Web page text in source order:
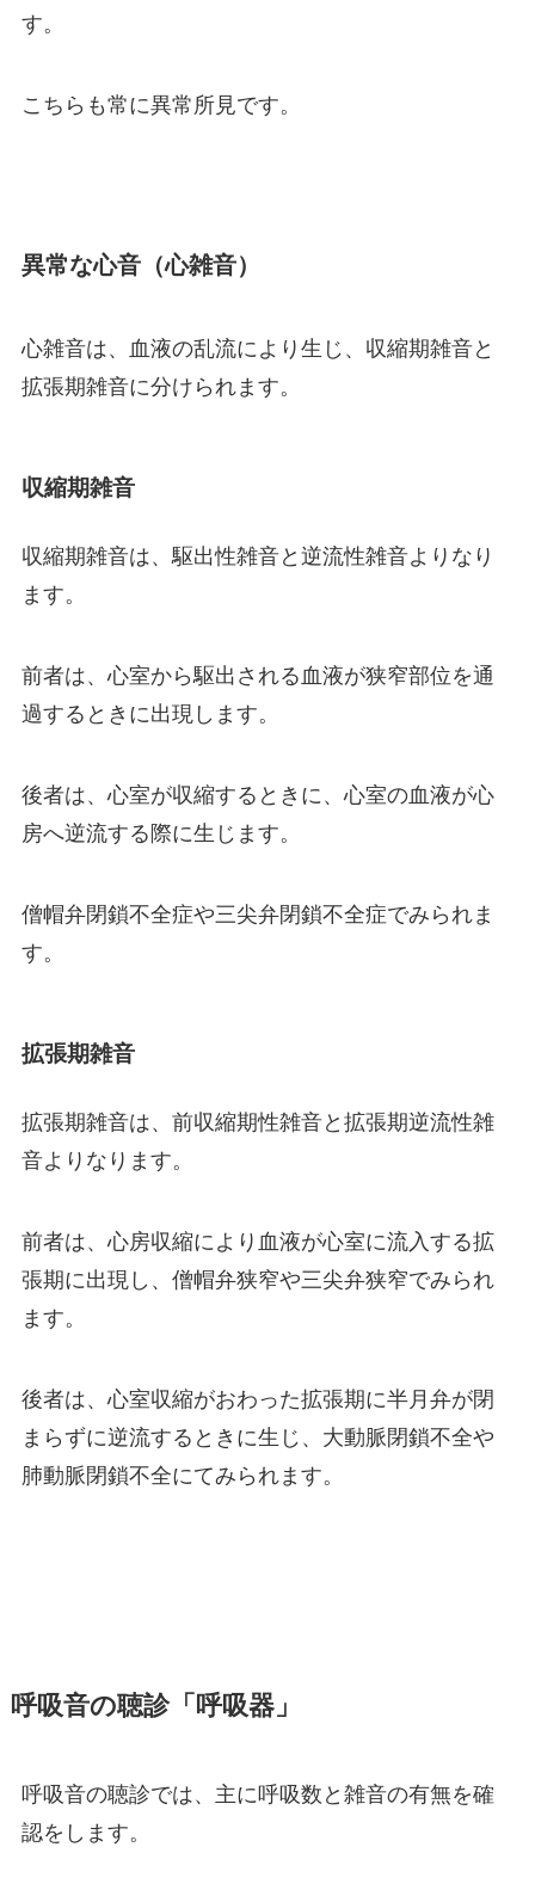
す。
こちらも常に異常所見です。
異常な心音（心雑音）
心雑音は、血液の乱流により生じ、収縮期雑音と
拡張期雑音に分けられます。
収縮期雑音
収縮期雑音は、駆出性雑音と逆流性雑音よりなり
ます。
前者は、心室から駆出される血液が狭窄部位を通
過するときに出現します。
後者は、心室が収縮するときに、心室の血液が心
房へ逆流する際に生じます。
僧帽弁閉鎖不全症や三尖弁閉鎖不全症でみられま
す。
拡張期雑音
拡張期雑音は、前収縮期性雑音と拡張期逆流性雑
音よりなります。
前者は、心房収縮により血液が心室に流入する拡
張期に出現し、僧帽弁狭窄や三尖弁狭窄でみられ
ます。
後者は、心室収縮がおわった拡張期に半月弁が閉
まらずに逆流するときに生じ、大動脈閉鎖不全や
肺動脈閉鎖不全にてみられます。
呼吸音の聴診「呼吸器」
呼吸音の聴診では、主に呼吸数と雑音の有無を確
認をします。